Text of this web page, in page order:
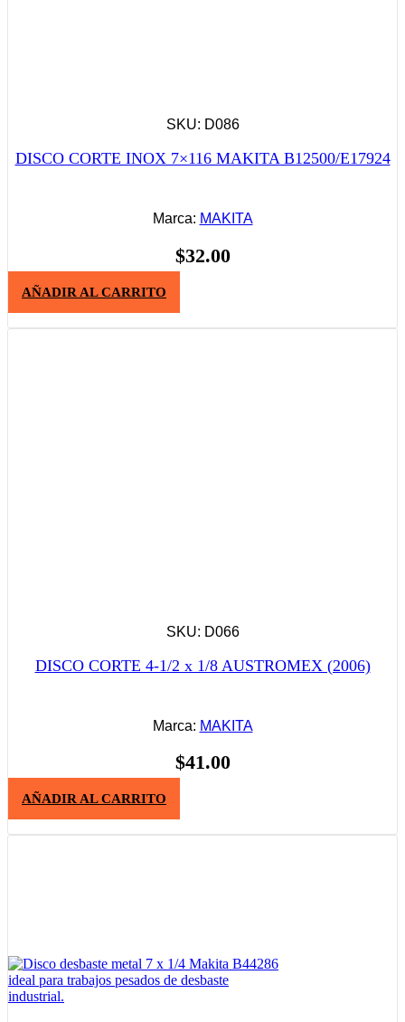
SKU: D086
DISCO CORTE INOX 7×116 MAKITA B12500/E17924
Marca: MAKITA
$32.00
AÑADIR AL CARRITO
SKU: D066
DISCO CORTE 4-1/2 x 1/8 AUSTROMEX (2006)
Marca: MAKITA
$41.00
AÑADIR AL CARRITO